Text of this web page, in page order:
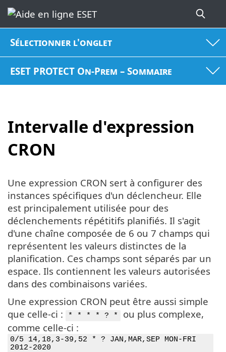
Sélectionner l'onglet
ESET PROTECT On-Prem – Sommaire
Intervalle d'expression
CRON
Une expression CRON sert à configurer des
instances spécifiques d'un déclencheur. Elle
est principalement utilisée pour des
déclenchements répétitifs planifiés. Il s'agit
d'une chaîne composée de 6 ou 7 champs qui
représentent les valeurs distinctes de la
planification. Ces champs sont séparés par un
espace. Ils contiennent les valeurs autorisées
dans des combinaisons variées.
Une expression CRON peut être aussi simple
que celle-ci :
* * * * ? *
ou plus complexe,
comme celle-ci :
0/5 14,18,3-39,52 * ? JAN,MAR,SEP MON-FRI
2012-2020